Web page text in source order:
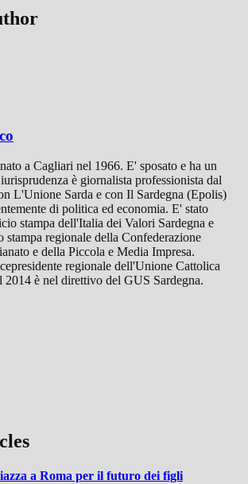
a Cagliari nel 1966. E' sposato e ha un
è giornalista professionista dal
L'Unione Sarda e con Il Sardegna (Epolis)
di politica ed economia. E' stato
stampa dell'Italia dei Valori Sardegna e
stampa regionale della Confederazione
e della Piccola e Media Impresa.
regionale dell'Unione Cattolica
2014 è nel direttivo del GUS Sardegna.
a Roma per il futuro dei figli